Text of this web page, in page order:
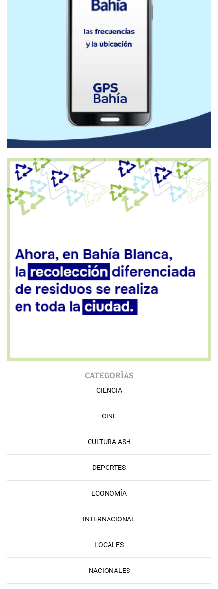
CATEGORÍAS
CIENCIA
CINE
CULTURA ASH
DEPORTES
ECONOMÍA
INTERNACIONAL
LOCALES
NACIONALES